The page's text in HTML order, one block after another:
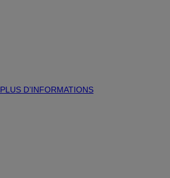
PLUS D’INFORMATIONS